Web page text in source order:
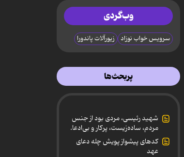
وب‌گردی
سرویس خواب نوزاد زیورآلات پاندورا
پربحث‌ها
شهید رئیسی، مردی بود از جنس
مردم، ساده‌زیست، پرکار و بی‌ادعا.
کدهای پیشواز پویش چله دعای
عهد